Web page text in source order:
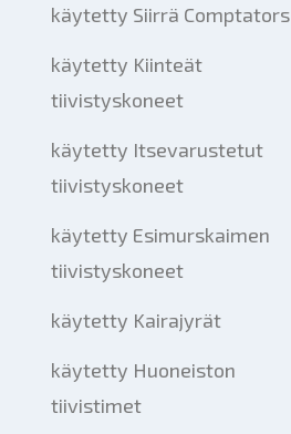
käytetty Siirrä Comptators
käytetty Kiinteät
tiivistyskoneet
käytetty Itsevarustetut
tiivistyskoneet
käytetty Esimurskaimen
tiivistyskoneet
käytetty Kairajyrät
käytetty Huoneiston
tiivistimet